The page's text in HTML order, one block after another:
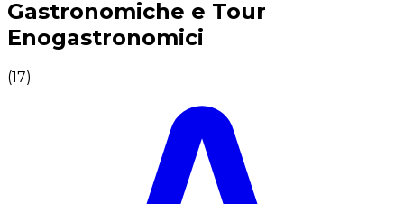
Gastronomiche e Tour
Enogastronomici
(17)